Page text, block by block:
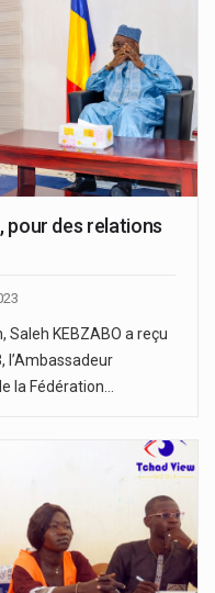
pour des relations
Saleh KEBZABO a reçu
l’Ambassadeur
la Fédération…